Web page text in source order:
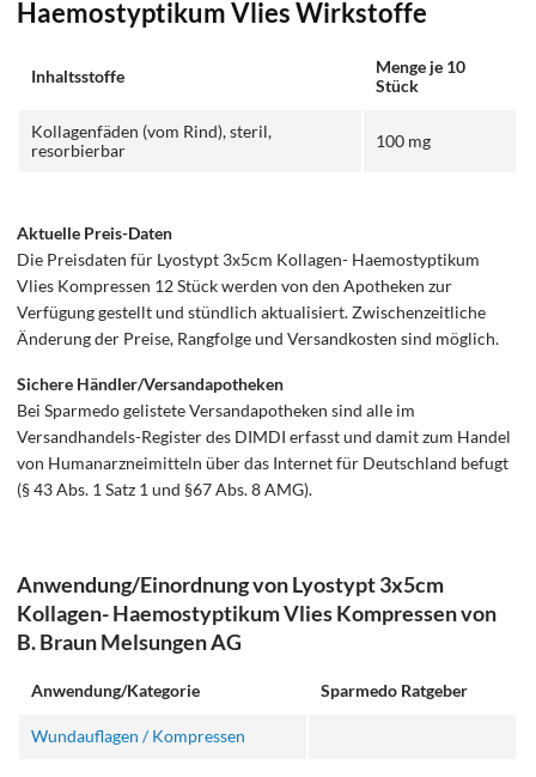
Haemostyptikum Vlies Wirkstoffe
Inhaltsstoffe
Menge je 10
Stück
Kollagenfäden (vom Rind), steril,
resorbierbar
100 mg
Aktuelle Preis-Daten
Die Preisdaten für Lyostypt 3x5cm Kollagen- Haemostyptikum
Vlies Kompressen 12 Stück werden von den Apotheken zur
Verfügung gestellt und stündlich aktualisiert. Zwischenzeitliche
Änderung der Preise, Rangfolge und Versandkosten sind möglich.
Sichere Händler/Versandapotheken
Bei Sparmedo gelistete Versandapotheken sind alle im
Versandhandels-Register des DIMDI erfasst und damit zum Handel
von Humanarzneimitteln über das Internet für Deutschland befugt
(§ 43 Abs. 1 Satz 1 und §67 Abs. 8 AMG).
Anwendung/Einordnung von Lyostypt 3x5cm
Kollagen- Haemostyptikum Vlies Kompressen von
B. Braun Melsungen AG
Anwendung/Kategorie Sparmedo Ratgeber
Wundauflagen / Kompressen